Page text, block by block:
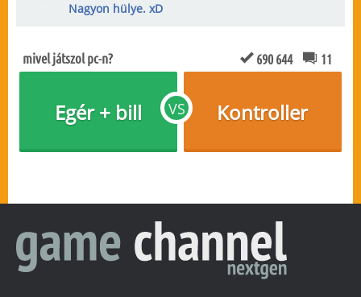
Nagyon hülye. xD
mivel játszol pc-n? 690 644 11
VS
Egér + bill Kontroller